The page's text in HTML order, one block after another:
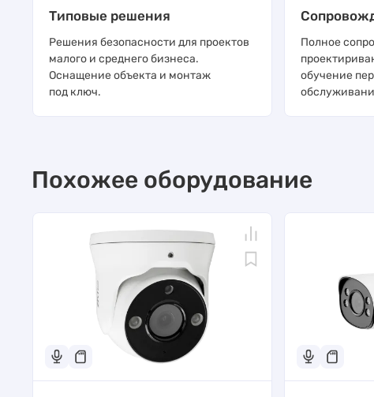
Типовые решения
Решения безопасности для проектов
малого и среднего бизнеса.
Оснащение объекта и монтаж
под ключ.
Полное
обучение
Похожее оборудование